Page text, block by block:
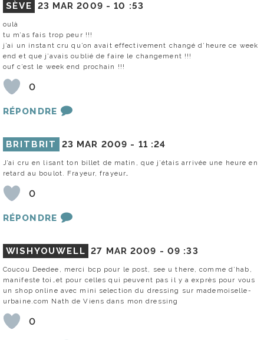
SÈVE 23 MAR 2009 -10 :53
oulà
tu m’as fais trop peur !!!
j’ai un instant cru qu’on avait effectivement changé d’heure ce week
end et que j’avais oublié de faire le changement !!!
ouf c’est le week end prochain !!!
0
RÉPONDRE
BRITBRIT 23 MAR 2009 - 11 :24
J’ai cru en lisant ton billet de matin, que j’étais arrivée une heure en
retard au boulot. Frayeur, frayeur…
0
RÉPONDRE
WISHYOUWELL 27 MAR 2009 - 09 :33
Coucou Deedee, merci bcp pour le post, see u there, comme d’hab,
manifeste toi…et pour celles qui peuvent pas il y a exprès pour vous
un shop online avec mini selection du dressing sur mademoiselle-
urbaine.com Nath de Viens dans mon dressing
0